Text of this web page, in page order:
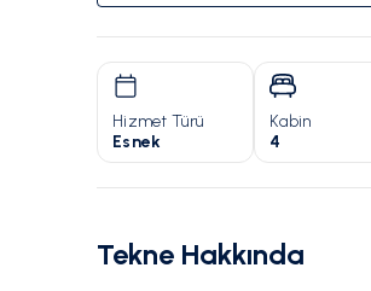
Hizmet Türü
Esnek
Kabin
4
Tekne Hakkında